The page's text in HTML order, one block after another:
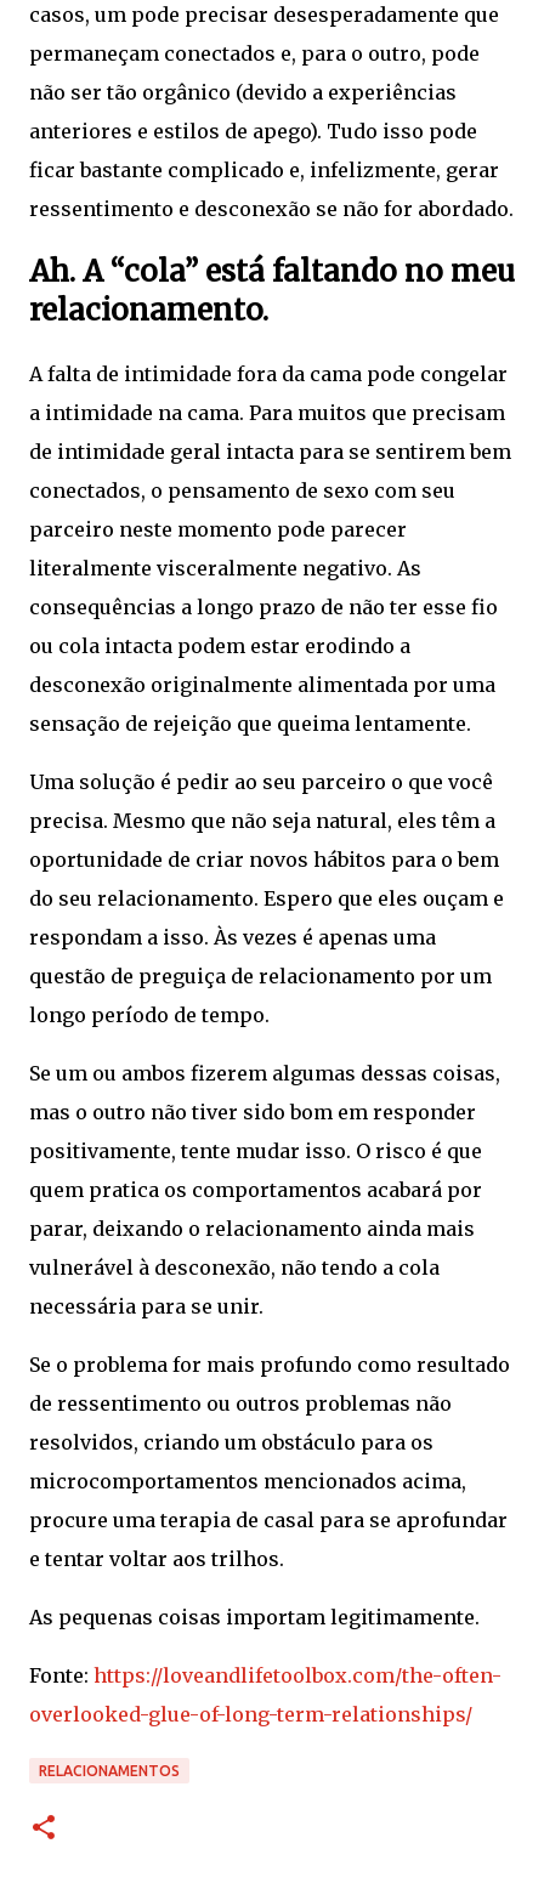
casos, um pode precisar desesperadamente que
permaneçam conectados e, para o outro, pode
não ser tão orgânico (devido a experiências
anteriores e estilos de apego). Tudo isso pode
ficar bastante complicado e, infelizmente, gerar
ressentimento e desconexão se não for abordado.
Ah. A “cola” está faltando no meu
relacionamento.
A falta de intimidade fora da cama pode congelar
a intimidade na cama. Para muitos que precisam
de intimidade geral intacta para se sentirem bem
conectados, o pensamento de sexo com seu
parceiro neste momento pode parecer
literalmente visceralmente negativo. As
consequências a longo prazo de não ter esse fio
ou cola intacta podem estar erodindo a
desconexão originalmente alimentada por uma
sensação de rejeição que queima lentamente.
Uma solução é pedir ao seu parceiro o que você
precisa. Mesmo que não seja natural, eles têm a
oportunidade de criar novos hábitos para o bem
do seu relacionamento. Espero que eles ouçam e
respondam a isso. Às vezes é apenas uma
questão de preguiça de relacionamento por um
longo período de tempo.
Se um ou ambos fizerem algumas dessas coisas,
mas o outro não tiver sido bom em responder
positivamente, tente mudar isso. O risco é que
quem pratica os comportamentos acabará por
parar, deixando o relacionamento ainda mais
vulnerável à desconexão, não tendo a cola
necessária para se unir.
Se o problema for mais profundo como resultado
de ressentimento ou outros problemas não
resolvidos, criando um obstáculo para os
microcomportamentos mencionados acima,
procure uma terapia de casal para se aprofundar
e tentar voltar aos trilhos.
As pequenas coisas importam legitimamente.
Fonte: https://loveandlifetoolbox.com/the-often-
overlooked-glue-of-long-term-relationships/
RELACIONAMENTOS